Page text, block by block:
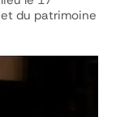
du patrimoine